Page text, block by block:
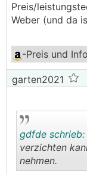
Preis/
Weber (und da
-Preis und
garten2021
gdfde schrieb:
verzichten
nehmen.